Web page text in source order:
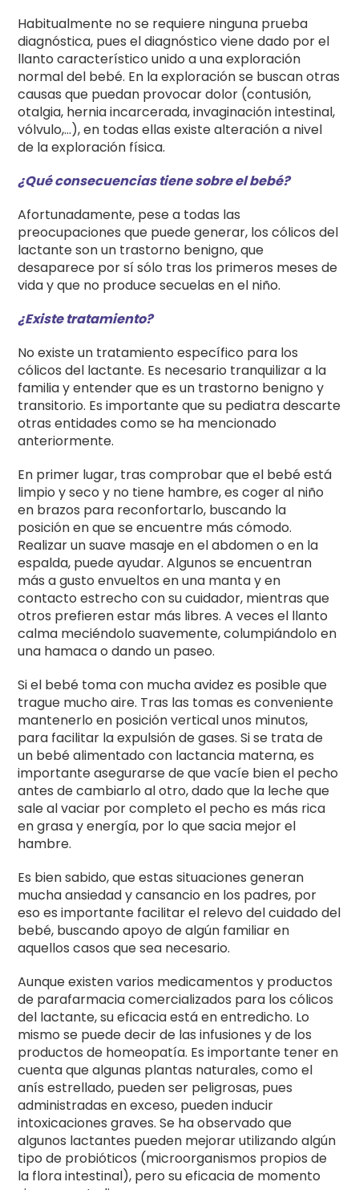
Habitualmente no se requiere ninguna prueba
diagnóstica, pues el diagnóstico viene dado por el
llanto característico unido a una exploración
normal del bebé. En la exploración se buscan otras
causas que puedan provocar dolor (contusión,
otalgia, hernia incarcerada, invaginación intestinal,
vólvulo,…), en todas ellas existe alteración a nivel
de la exploración física.
¿Qué consecuencias tiene sobre el bebé?
Afortunadamente, pese a todas las
preocupaciones que puede generar, los cólicos del
lactante son un trastorno benigno, que
desaparece por sí sólo tras los primeros meses de
vida y que no produce secuelas en el niño.
¿Existe tratamiento?
No existe un tratamiento específico para los
cólicos del lactante. Es necesario tranquilizar a la
familia y entender que es un trastorno benigno y
transitorio. Es importante que su pediatra descarte
otras entidades como se ha mencionado
anteriormente.
En primer lugar, tras comprobar que el bebé está
limpio y seco y no tiene hambre, es coger al niño
en brazos para reconfortarlo, buscando la
posición en que se encuentre más cómodo.
Realizar un suave masaje en el abdomen o en la
espalda, puede ayudar. Algunos se encuentran
más a gusto envueltos en una manta y en
contacto estrecho con su cuidador, mientras que
otros prefieren estar más libres. A veces el llanto
calma meciéndolo suavemente, columpiándolo en
una hamaca o dando un paseo.
Si el bebé toma con mucha avidez es posible que
trague mucho aire. Tras las tomas es conveniente
mantenerlo en posición vertical unos minutos,
para facilitar la expulsión de gases. Si se trata de
un bebé alimentado con lactancia materna, es
importante asegurarse de que vacíe bien el pecho
antes de cambiarlo al otro, dado que la leche que
sale al vaciar por completo el pecho es más rica
en grasa y energía, por lo que sacia mejor el
hambre.
Es bien sabido, que estas situaciones generan
mucha ansiedad y cansancio en los padres, por
eso es importante facilitar el relevo del cuidado del
bebé, buscando apoyo de algún familiar en
aquellos casos que sea necesario.
Aunque existen varios medicamentos y productos
de parafarmacia comercializados para los cólicos
del lactante, su eficacia está en entredicho. Lo
mismo se puede decir de las infusiones y de los
productos de homeopatía. Es importante tener en
cuenta que algunas plantas naturales, como el
anís estrellado, pueden ser peligrosas, pues
administradas en exceso, pueden inducir
intoxicaciones graves. Se ha observado que
algunos lactantes pueden mejorar utilizando algún
tipo de probióticos (microorganismos propios de
la flora intestinal), pero su eficacia de momento